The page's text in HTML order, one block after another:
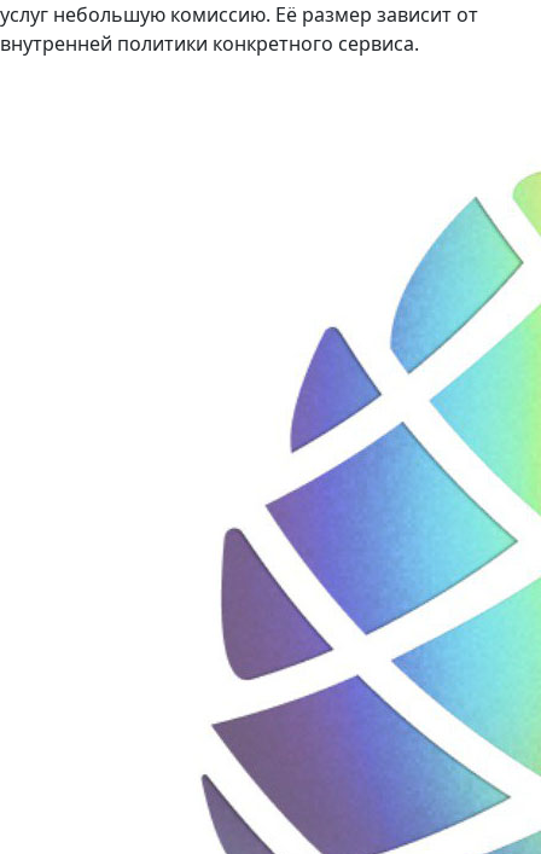
услуг небольшую комиссию. Её размер зависит от
внутренней политики конкретного сервиса.